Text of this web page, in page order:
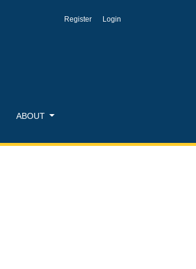
ABOUT
Register Login